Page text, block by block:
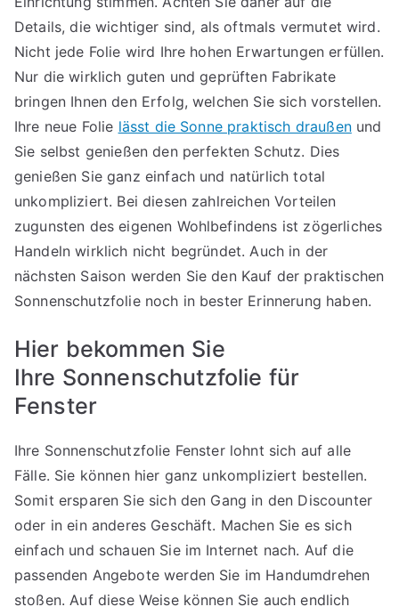
Details, die wichtiger sind, als oftmals vermutet wird.
Nicht jede Folie wird Ihre hohen Erwartungen erfüllen.
Nur die wirklich guten und geprüften Fabrikate
bringen Ihnen den Erfolg, welchen Sie sich vorstellen.
Ihre neue Folie lässt die Sonne praktisch draußenund
Sie selbst genießen den perfekten Schutz. Dies
genießen Sie ganz einfach und natürlich total
unkompliziert. Bei diesen zahlreichen Vorteilen
zugunsten des eigenen Wohlbefindens ist zögerliches
Handeln wirklich nicht begründet. Auch in der
nächsten Saison werden Sie den Kauf der praktischen
Sonnenschutzfolie noch in bester Erinnerung haben.
Hier bekommen Sie
Ihre Sonnenschutzfolie für
Fenster
Ihre Sonnenschutzfolie Fenster lohnt sich auf alle
Fälle. Sie können hier ganz unkompliziert bestellen.
Somit ersparen Sie sich den Gang in den Discounter
oder in ein anderes Geschäft. Machen Sie es sich
einfach und schauen Sie im Internet nach. Auf die
passenden Angebote werden Sie im Handumdrehen
stoßen. Auf diese Weise können Sie auch endlich